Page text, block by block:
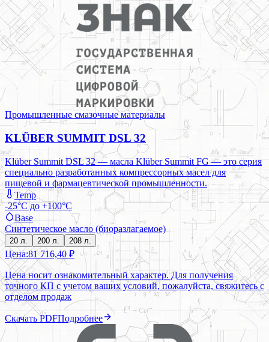
Промышленные смазочные материалы
KLÜBER SUMMIT DSL 32
Klüber Summit DSL 32 — масла Klüber Summit FG — это серия
специально разработанных компрессорных масел для
пищевой и фармацевтической промышленности.
Temp
-25°C до +100°C
Base
Синтетическое масло (биоразлагаемое)
20 л. 200 л. 208 л.
Цена:81 716,40 ₽
Цена носит ознакомительный характер. Для получения
точного КП с учетом ваших условий, пожалуйста, свяжитесь с
отделом продаж
Скачать PDFПодробнее